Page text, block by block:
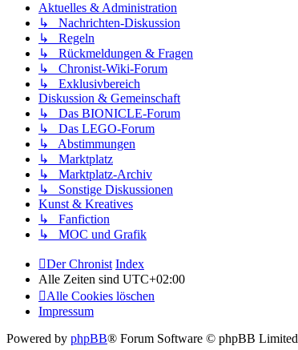
Aktuelles & Administration
↳ Nachrichten-Diskussion
↳ Regeln
↳ Rückmeldungen & Fragen
↳ Chronist-Wiki-Forum
↳ Exklusivbereich
Diskussion & Gemeinschaft
↳ Das BIONICLE-Forum
↳ Das LEGO-Forum
↳ Abstimmungen
↳ Marktplatz
↳ Marktplatz-Archiv
↳ Sonstige Diskussionen
Kunst & Kreatives
↳ Fanfiction
↳ MOC und Grafik
Der Chronist Index
Alle Zeiten sind UTC+02:00
Alle Cookies löschen
Impressum
Powered by phpBB® Forum Software © phpBB Limited